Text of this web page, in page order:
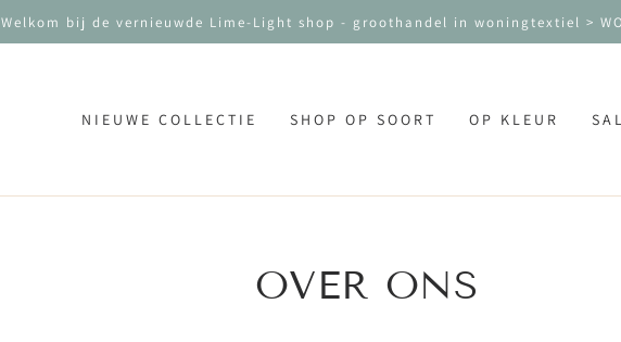
Welkom bij de vernieuwde Lime-Light shop - groothandel in woningtextiel >
NIEUWE COLLECTIE SHOP OP SOORT OP KLEUR
OVER ONS